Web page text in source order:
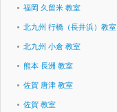
福岡 久留米 教室
北九州 行橋（長井浜）教室
北九州 小倉 教室
熊本 長洲 教室
佐賀 唐津 教室
佐賀 教室